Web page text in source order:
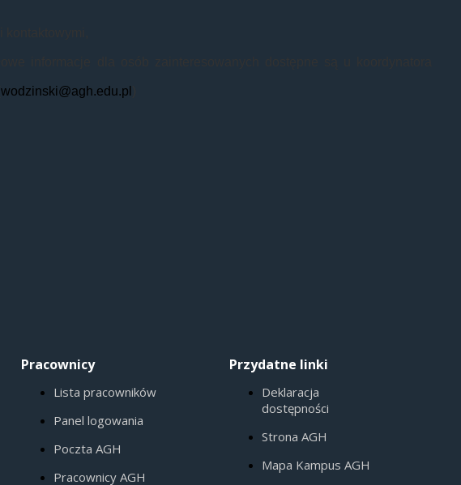
wodzinski@agh.edu.pl
Pracownicy
Lista pracowników
Panel logowania
Poczta AGH
Pracownicy AGH
Przydatne linki
Deklaracja
dostępności
Strona AGH
Mapa Kampus AGH